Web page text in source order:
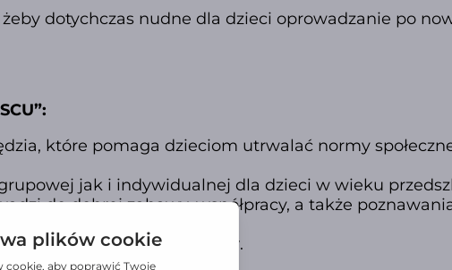
dotychczas nudne dla dzieci oprowadzanie po
które pomaga dzieciom utrwalać normy
jak i indywidualnej dla dzieci w wieku
do dobrej zabawy, współpracy, a także
społecznych i współpracy.